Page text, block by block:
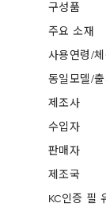
구성품
주요 소재
사용연령/체
동일모델/
제조사
수입자
판매자
제조국
KC인증 필